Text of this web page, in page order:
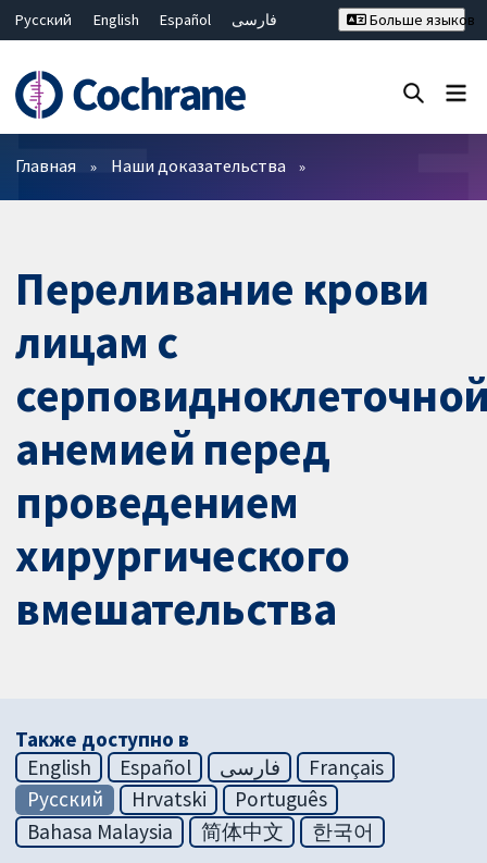
Русский English Español
فارسی
Bahasa Malaysia
ไทย
繁體中文
简体中文
Больше языков
Фильтры
Главная Наши доказательства
Переливание крови
лицам с
анемией перед
проведением
хирургического
вмешательства
Также доступно в
English
Español فارسی
Français
Русский
Hrvatski
Português
Bahasa Malaysia
简体中文 한국어